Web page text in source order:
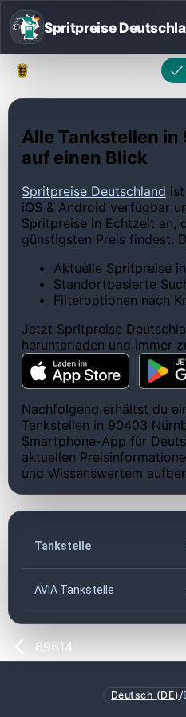
Spritpreise
Alle Tankstellen
auf einen Blick
Spritpreise Deutschland
iOS & Android verfügbar
Spritpreise in Echtzeit an,
günstigsten Preis findest.
Aktuelle Spritpreise
Standortbasierte
Filteroptionen nach
Jetzt Spritpreise
herunterladen und immer
Nachfolgend erhältst du
Tankstellen in 90403
Smartphone-App für
aktuellen
und Wissenswertem
Tankstelle
AVIA Tankstelle
89614
Deutsch (DE) /